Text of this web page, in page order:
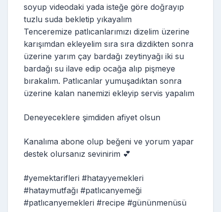
soyup videodaki yada isteğe göre doğrayıp
tuzlu suda bekletip yıkayalım
Tenceremize patlıcanlarımızı dizelim üzerine
karışımdan ekleyelim sıra sıra dizdikten sonra
üzerine yarım çay bardağı zeytinyağı iki su
bardağı su ilave edip ocağa alıp pişmeye
bırakalım. Patlıcanlar yumuşadıktan sonra
üzerine kalan nanemizi ekleyip servis yapalım
Deneyeceklere şimdiden afiyet olsun
Kanalıma abone olup beğeni ve yorum yapar
destek olursanız sevinirim 💕
#yemektarifleri #hatayyemekleri
#hataymutfağı #patlıcanyemeği
#patlıcanyemekleri #recipe #gününmenüsü